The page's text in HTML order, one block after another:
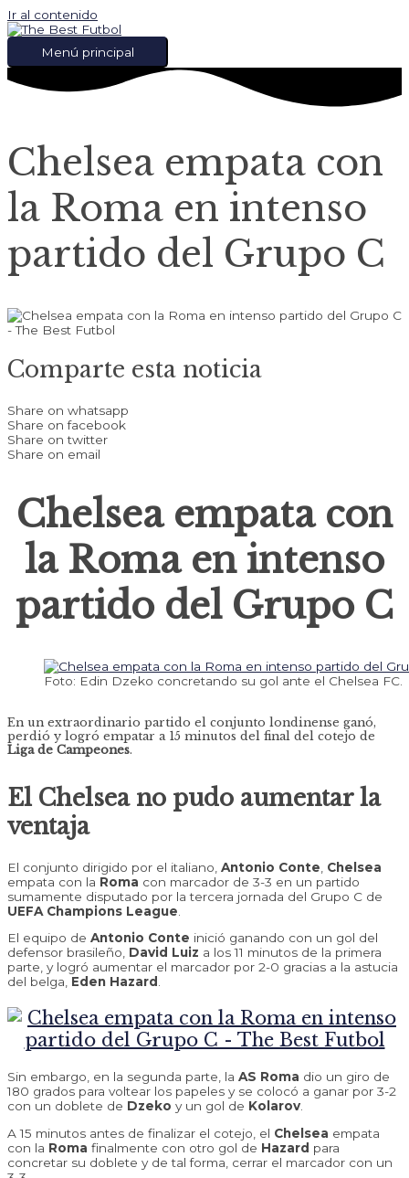
Ir al contenido
Menú principal
Chelsea empata con
la Roma en intenso
partido del Grupo C
Comparte esta noticia
Share on whatsapp
Share on facebook
Share on twitter
Share on email
Chelsea empata con
la Roma en intenso
partido del Grupo C
Foto: Edin Dzeko concretando su gol ante el Chelsea FC.
En un extraordinario partido el conjunto londinense ganó,
perdió y logró empatar a 15 minutos del final del cotejo de
Liga de Campeones.
El Chelsea no pudo aumentar la
ventaja
El conjunto dirigido por el italiano, Antonio Conte Chelsea
empata con la Roma con marcador de 3-3 en un partido
sumamente disputado por la tercera jornada del Grupo C de
UEFA Champions League
El equipo de Antonio Conte inició ganando con un gol del
defensor brasileño, David Luiz a los 11 minutos de la primera
parte, y logró aumentar el marcador por 2-0 gracias a la astucia
del belga, Eden Hazard .
Sin embargo, en la segunda parte, la AS Roma dio un giro de
180 grados para voltear los papeles y se colocó a ganar por 3-2
con un doblete de Dzeko y un gol de Kolarov.
A 15 minutos antes de finalizar el cotejo, el Chelsea empata
con la Roma finalmente con otro gol de Hazard para
concretar su doblete y de tal forma, cerrar el marcador con un